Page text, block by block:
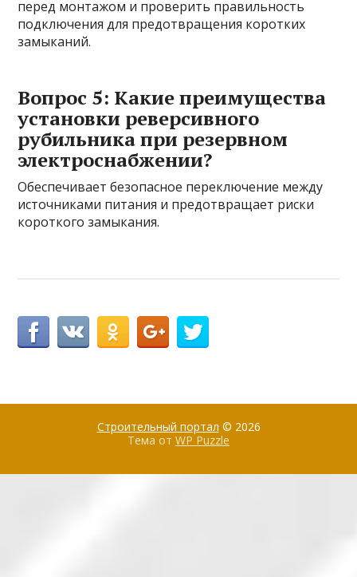
перед монтажом и проверить правильность
подключения для предотвращения коротких
замыканий.
Вопрос 5: Какие преимущества
установки реверсивного
рубильника при резервном
электроснабжении?
Обеспечивает безопасное переключение между
источниками питания и предотвращает риски
короткого замыкания.
Строительный портал © 2026
Тема от WP Puzzle